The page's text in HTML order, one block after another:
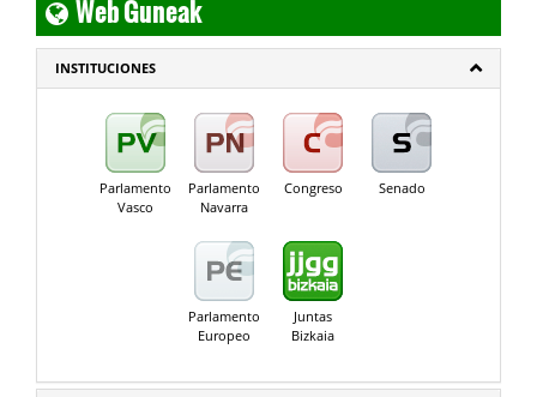
INSTITUCIONES
Parlamento
Vasco
Parlamento
Navarra
Congreso Senado
Parlamento
Europeo
Juntas
Bizkaia